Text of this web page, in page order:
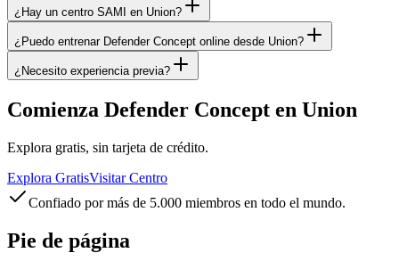
¿Hay un centro SAMI en Union?
¿Puedo entrenar Defender Concept online desde Union?
¿Necesito experiencia previa?
Comienza Defender Concept en Union
Explora gratis, sin tarjeta de crédito.
Explora GratisVisitar Centro
Confiado por más de 5.000 miembros en todo el mundo.
Pie de página